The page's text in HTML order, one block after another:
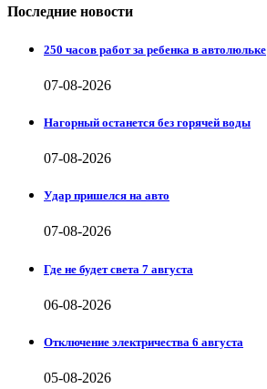
Последние новости
250 часов работ за ребенка в автолюльке
07-08-2026
Нагорный останется без горячей воды
07-08-2026
Удар пришелся на авто
07-08-2026
Где не будет света 7 августа
06-08-2026
Отключение электричества 6 августа
05-08-2026